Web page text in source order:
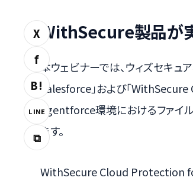
X
f
B!
LINE
⧉
WithSecure製品が
本ウェビナーでは、ウィズセキ
Salesforce」および「
Agentforce環境におけるファイ
ます。
WithSecure Cloud Protection